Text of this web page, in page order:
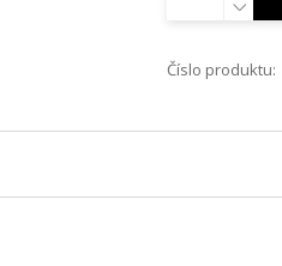
Číslo produktu: